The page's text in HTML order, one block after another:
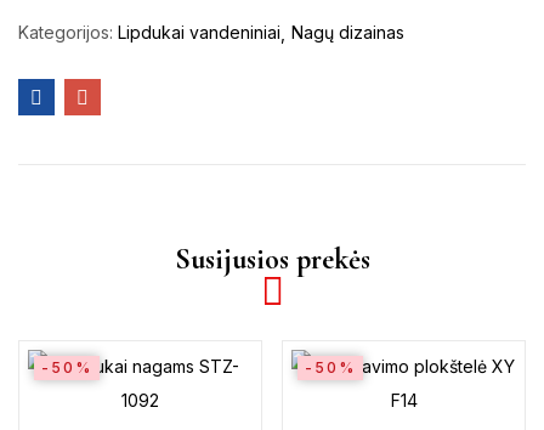
Kategorijos: Lipdukai vandeniniai Nagų dizainas
Susijusios prekės
-50% -50%